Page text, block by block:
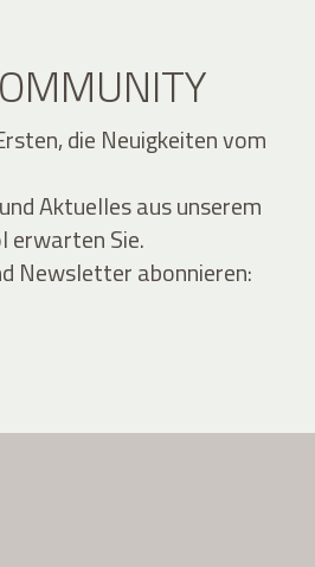
die Neuigkeiten vom
Aktuelles aus unserem
erwarten Sie.
Newsletter abonnieren: